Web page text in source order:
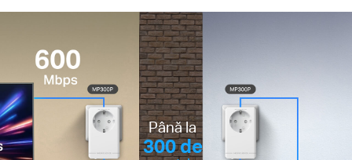
Până la
300 de